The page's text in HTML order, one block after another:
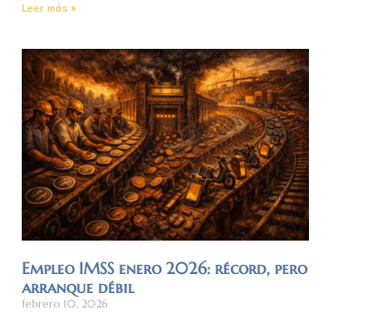
Leer más »
Empleo IMSS enero 2026: récord, pero
arranque débil
febrero 10, 2026